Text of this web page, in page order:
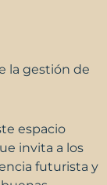
la gestión de
espacio
invita a los
futurista y